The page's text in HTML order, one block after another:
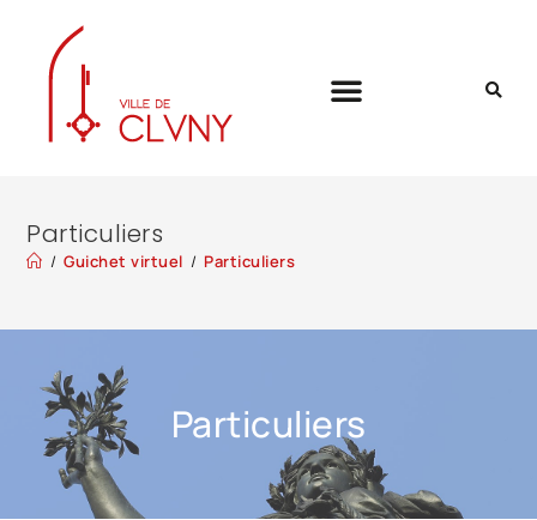
Particuliers
/ Guichet virtuel / Particuliers
Particuliers